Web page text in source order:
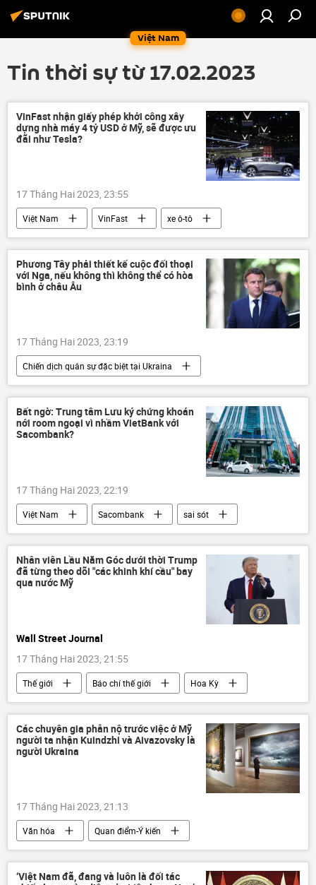
Việt Nam
Tin thời sự từ 17.02.2023
VinFast nhận giấy phép khởi công xây
dựng nhà máy 4 tỷ USD ở Mỹ, sẽ được ưu
đãi như Tesla?
17 Tháng Hai 2023, 23:55
Việt Nam VinFast
xe ô-tô
sản xuất
Hoa Kỳ
Phương Tây phải thiết kế cuộc đối thoại
với Nga, nếu không thì không thể có hòa
bình ở châu Âu
17 Tháng Hai 2023, 23:19
Chiến dịch quân sự đặc biệt tại Ukraina
Cuộc khủng hoảng ở Ukraina
Ukraina
xung đột quân sự
viện trợ quân sự
Pháp
Emmanuel Macron
Bất ngờ: Trung tâm Lưu ký chứng khoán
nới room ngoại vì nhầm VietBank với
Sacombank?
17 Tháng Hai 2023, 22:19
Việt Nam Sacombank
sai sót
chứng khoán
Nhân viên Lầu Năm Góc dưới thời Trump
đã từng theo dõi "các khinh khí cầu" bay
qua nước Mỹ
Wall Street Journal
17 Tháng Hai 2023, 21:55
Thế giới Báo chí thế giới
Hoa Kỳ
Donald Trump
khinh khí cầu
Lầu Năm Góc
Các chuyên gia phẫn nộ trước việc ở Mỹ
người ta nhận Kuindzhi và Aivazovsky là
người Ukraina
17 Tháng Hai 2023, 21:13
Văn hóa
Quan điểm-Ý kiến
nghệ thuật
nghệ sĩ Nga
‘Việt Nam đã, đang và luôn là đối tác